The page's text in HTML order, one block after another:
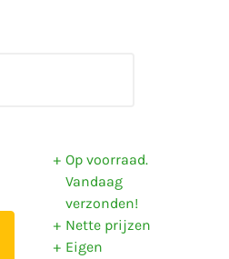
Op voorraad.
Vandaag
verzonden!
Nette prijzen
Eigen